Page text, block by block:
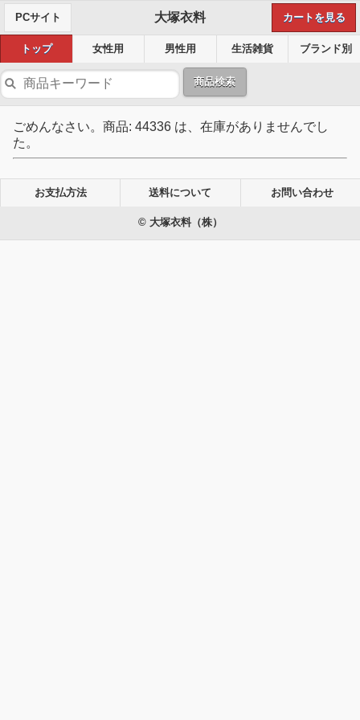
PCサイト 大塚衣料 カートを見る
トップ 女性用 男性用 生活雑貨 ブランド別
商品検索
ごめんなさい。商品: 44336 は、在庫がありませんでし
た。
お支払方法 送料について お問い合わせ
© 大塚衣料（株）